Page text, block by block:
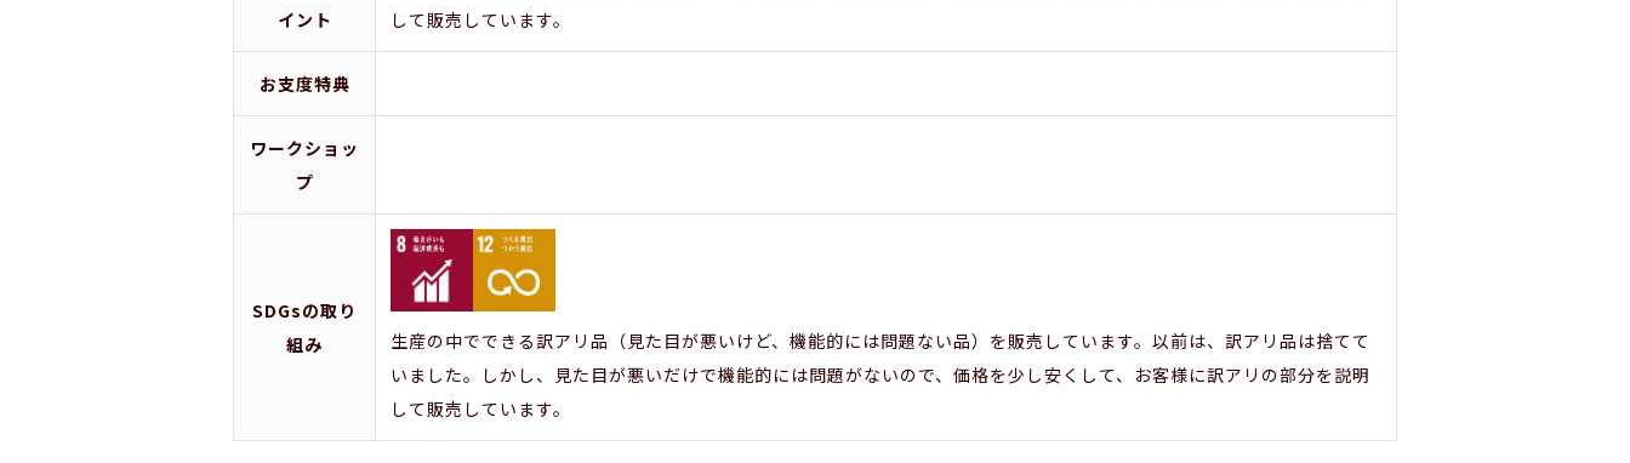
イント
して販売しています。
お支度特典
ワークショッ
プ
SDGsの取り
組み
生産の中でできる訳アリ品（見た目が悪いけど、機能的には問題ない品）を販売しています。以前は、訳アリ品は捨てて
いました。しかし、見た目が悪いだけで機能的には問題がないので、価格を少し安くして、お客様に訳アリの部分を説明
して販売しています。